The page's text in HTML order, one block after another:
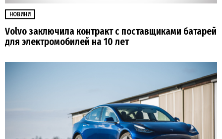
НОВИНИ
Volvo заключила контракт с поставщиками батарей
для электромобилей на 10 лет